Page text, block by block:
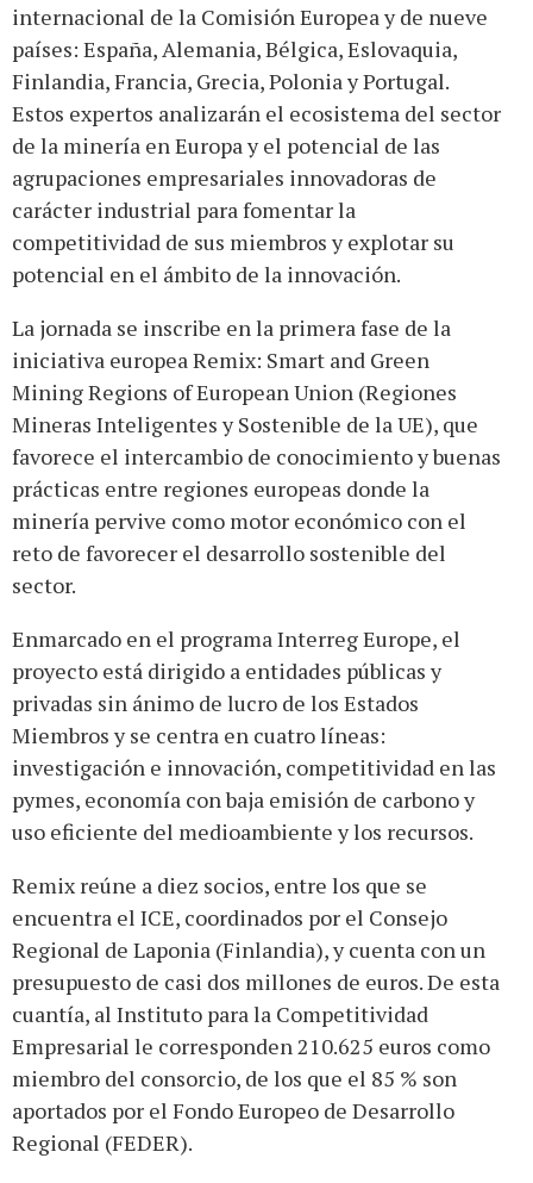
internacional de la Comisión Europea y de nueve
países: España, Alemania, Bélgica, Eslovaquia,
Finlandia, Francia, Grecia, Polonia y Portugal.
Estos expertos analizarán el ecosistema del sector
de la minería en Europa y el potencial de las
agrupaciones empresariales innovadoras de
carácter industrial para fomentar la
competitividad de sus miembros y explotar su
potencial en el ámbito de la innovación.
La jornada se inscribe en la primera fase de la
iniciativa europea Remix: Smart and Green
Mining Regions of European Union (Regiones
Mineras Inteligentes y Sostenible de la UE), que
favorece el intercambio de conocimiento y buenas
prácticas entre regiones europeas donde la
minería pervive como motor económico con el
reto de favorecer el desarrollo sostenible del
sector.
Enmarcado en el programa Interreg Europe, el
proyecto está dirigido a entidades públicas y
privadas sin ánimo de lucro de los Estados
Miembros y se centra en cuatro líneas:
investigación e innovación, competitividad en las
pymes, economía con baja emisión de carbono y
uso eficiente del medioambiente y los recursos.
Remix reúne a diez socios, entre los que se
encuentra el ICE, coordinados por el Consejo
Regional de Laponia (Finlandia), y cuenta con un
presupuesto de casi dos millones de euros. De esta
cuantía, al Instituto para la Competitividad
Empresarial le corresponden 210.625 euros como
miembro del consorcio, de los que el 85 % son
aportados por el Fondo Europeo de Desarrollo
Regional (FEDER).